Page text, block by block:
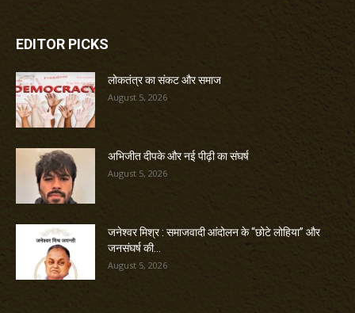
EDITOR PICKS
लोकतंत्र का संकट और समाज
August 5, 2026
अभिजीत दीपके और नई पीढ़ी का संघर्ष
August 5, 2026
जनेश्वर मिश्र : समाजवादी आंदोलन के “छोटे लोहिया” और
जनसंघर्ष की...
August 5, 2026